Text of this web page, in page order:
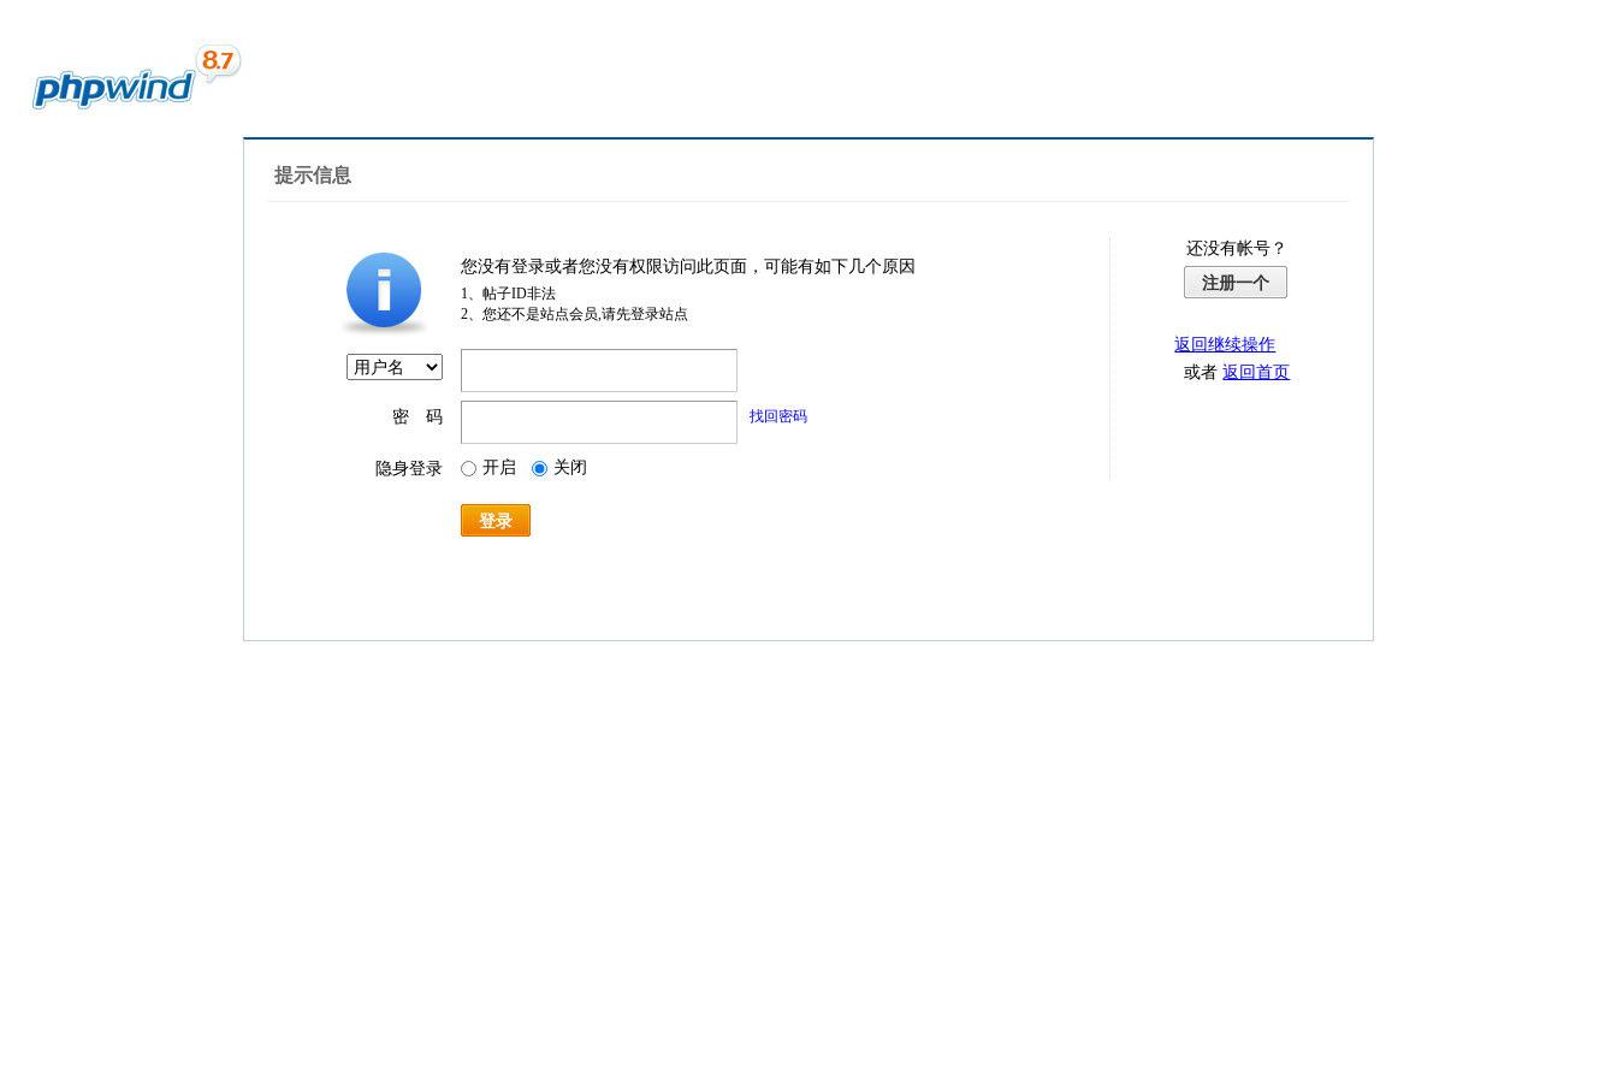
提示信息
您没有登录或者您没有权限访问此页面，可能有如下几个原因
1、帖子ID非法
2、您还不是站点会员,请先登录站点
密 码 找回密码
隐身登录 开启 关闭
登录
还没有帐号？
注册一个
返回继续操作
或者返回首页